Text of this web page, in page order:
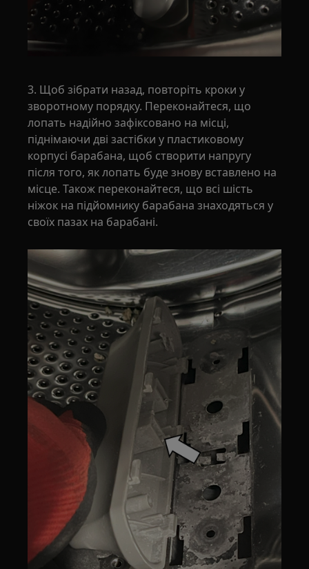
3. Щоб зібрати назад, повторіть кроки у
зворотному порядку. Переконайтеся, що
лопать надійно зафіксовано на місці,
піднімаючи дві застібки у пластиковому
корпусі барабана, щоб створити напругу
після того, як лопать буде знову вставлено на
місце. Також переконайтеся, що всі шість
ніжок на підйомнику барабана знаходяться у
своїх пазах на барабані.